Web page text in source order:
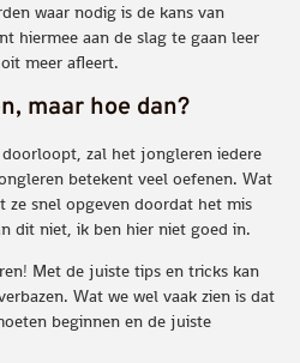
waar nodig is de kans van
hiermee aan de slag te gaan leer
meer afleert.
maar hoe dan?
zal het jongleren iedere
betekent veel oefenen. Wat
ze snel opgeven doordat het mis
dit niet, ik ben hier niet goed in.
Met de juiste tips en tricks kan
Wat we wel vaak zien is dat
beginnen en de juiste